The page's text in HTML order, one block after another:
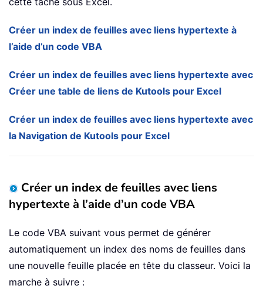
Créer un index de feuilles avec liens hypertexte à
l’aide d’un code VBA
Créer un index de feuilles avec liens hypertexte avec
Créer une table de liens de Kutools pour Excel
Créer un index de feuilles avec liens hypertexte avec
la Navigation de Kutools pour Excel
Créer un index de feuilles avec liens
hypertexte à l’aide d’un code VBA
Le code VBA suivant vous permet de générer
automatiquement un index des noms de feuilles dans
une nouvelle feuille placée en tête du classeur. Voici la
marche à suivre :